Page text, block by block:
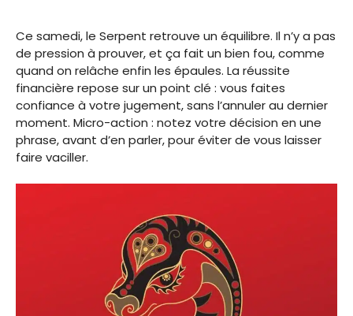
Ce samedi, le Serpent retrouve un équilibre. Il n’y a pas
de pression à prouver, et ça fait un bien fou, comme
quand on relâche enfin les épaules. La réussite
financière repose sur un point clé : vous faites
confiance à votre jugement, sans l’annuler au dernier
moment. Micro-action : notez votre décision en une
phrase, avant d’en parler, pour éviter de vous laisser
faire vaciller.